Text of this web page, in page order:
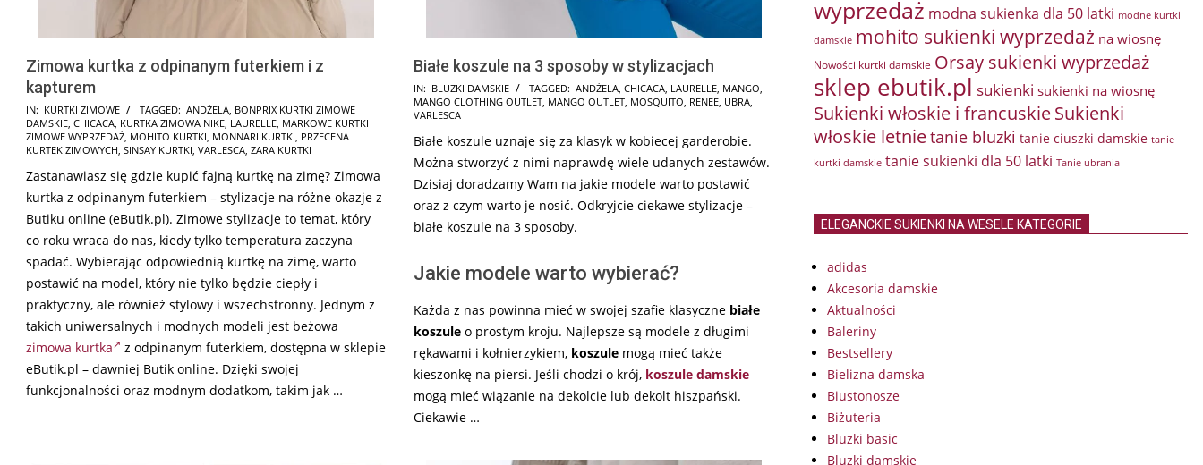
Zimowa kurtka z odpinanym futerkiem i z
kapturem
2025-
12-
14
IN: KURTKI ZIMOWE TAGGED: ANDŻELA, BONPRIX KURTKI ZIMOWE
DAMSKIE, CHICACA, KURTKA ZIMOWA NIKE, LAURELLE, MARKOWE KURTKI
ZIMOWE WYPRZEDAŻ, MOHITO KURTKI, MONNARI KURTKI, PRZECENA
KURTEK ZIMOWYCH, SINSAY KURTKI, VARLESCA, ZARA KURTKI
Zastanawiasz się gdzie kupić fajną kurtkę na zimę? Zimowa
kurtka z odpinanym futerkiem – stylizacje na różne okazje z
Butiku online (eButik.pl). Zimowe stylizacje to temat, który
co roku wraca do nas, kiedy tylko temperatura zaczyna
spadać. Wybierając odpowiednią kurtkę na zimę, warto
postawić na model, który nie tylko będzie ciepły i
praktyczny, ale również stylowy i wszechstronny. Jednym z
takich uniwersalnych i modnych modeli jest beżowa
zimowa kurtka
z odpinanym futerkiem, dostępna w sklepie
eButik.pl – dawniej Butik online. Dzięki swojej
funkcjonalności oraz modnym dodatkom, takim jak …
Białe koszule na 3 sposoby w stylizacjach
2025-
06-
IN: BLUZKI DAMSKIE TAGGED: ANDŻELA, CHICACA, LAURELLE, MANGO,
MANGO CLOTHING OUTLET, MANGO OUTLET, MOSQUITO, RENEE, UBRA,
VARLESCA
Białe koszule uznaje się za klasyk w kobiecej garderobie.
Można stworzyć z nimi naprawdę wiele udanych zestawów.
Dzisiaj doradzamy Wam na jakie modele warto postawić
oraz z czym warto je nosić. Odkryjcie ciekawe stylizacje –
białe koszule na 3 sposoby.
Jakie modele warto wybierać?
Każda z nas powinna mieć w swojej szafie klasyczne białe
koszule o prostym kroju. Najlepsze są modele z długimi
rękawami i kołnierzykiem, koszule mogą mieć także
kieszonkę na piersi. Jeśli chodzi o krój, koszule damskie
mogą mieć wiązanie na dekolcie lub dekolt hiszpański.
Ciekawie …
wyprzedaż modna sukienka dla 50 latki modne kurtki
damskie mohito sukienki wyprzedaż na wiosnę
Nowości kurtki damskie Orsay sukienki wyprzedaż
sklep ebutik.pl sukienki sukienki na wiosnę
Sukienki włoskie i francuskieSukienki
włoskie letnietanie bluzki tanie ciuszki damskie tanie
kurtki damskie tanie sukienki dla 50 latki Tanie ubrania
ELEGANCKIE SUKIENKI NA WESELE KATEGORIE
adidas
Akcesoria damskie
Aktualności
Baleriny
Bestsellery
Bielizna damska
Biustonosze
Biżuteria
Bluzki basic
Bluzki damskie